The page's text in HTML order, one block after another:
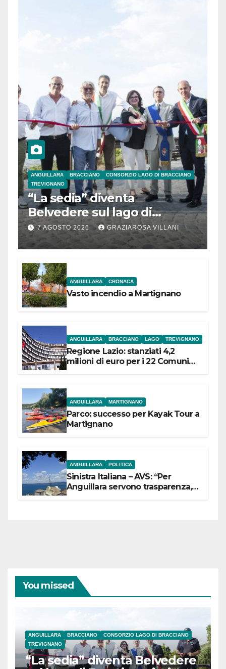
ANGUILLARA BRACCIANO
CONSORZIO LAGO DI BRACCIANO
TREVIGNANO
“La sedia” diventa
Belvedere sul lago di
Bracciano: ieri
l’inaugurazione
7 AGOSTO 2026 GRAZIAROSA VILLANI
ANGUILLARA CRONACA
Vasto incendio a Martignano
ANGUILLARA BRACCIANO LAGO TREVIGNANO
Regione Lazio: stanziati 4,2
milioni di euro per i 22 Comuni
ANGUILLARA MARTIGNANO
Parco: successo per Kayak Tour a
Martignano
ANGUILLARA POLITICA
Sinistra Italiana – AVS: “Per
Anguillara servono trasparenza,
You missed
ANGUILLARA BRACCIANO
CONSORZIO LAGO DI BRACCIANO
TREVIGNANO
“La sedia” diventa Belvedere